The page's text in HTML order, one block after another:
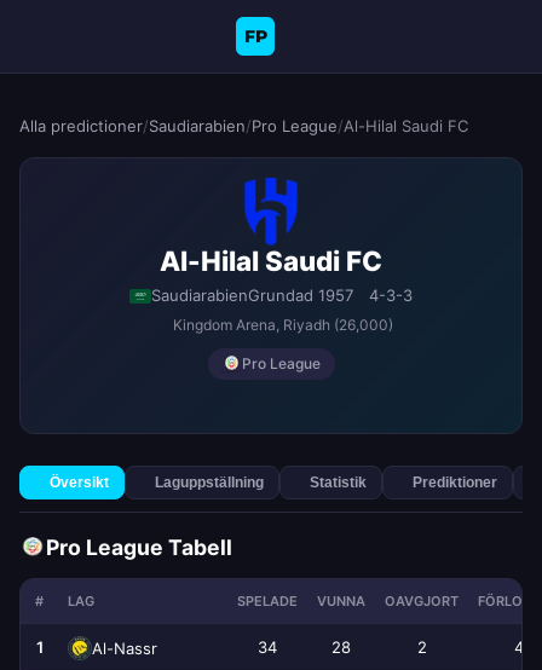
FP
Alla predictioner/Saudiarabien/Pro League/Al-Hilal Saudi FC
Al-Hilal Saudi FC
SaudiarabienGrundad 1957 4-3-3
Kingdom Arena, Riyadh (26,000)
Pro League
Översikt Laguppställning Statistik Prediktioner
Pro League Tabell
# LAG SPELADE VUNNA OAVGJORT
1 Al-Nassr 34 28 2 4